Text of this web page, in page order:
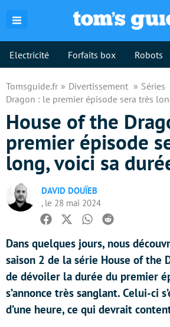
Electricité Forfaits box Robots
Tomsguide.fr Divertissement Séries
Dragon : le premier épisode sera très
House of the
premier épisode
long, voici sa
DAVID DOUÏEB
, le 28 mai 2024
Facebook
TwitterWhatsapp
Reddit
Dans quelques jours, nous
saison 2 de la série House of the
de dévoiler la durée du premier
s’annonce très sanglant. Celui-ci
d’une heure, ce qui devrait